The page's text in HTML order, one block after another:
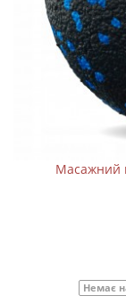
Масажний
Немає